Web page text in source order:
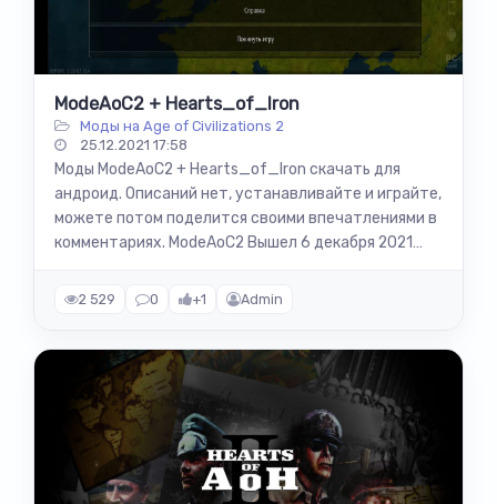
ModeAoC2 + Hearts_of_Iron
Моды на Age of Civilizations 2
25.12.2021 17:58
Моды ModeAoC2 + Hearts_of_Iron скачать для
андроид. Описаний нет, устанавливайте и играйте,
можете потом поделится своими впечатлениями в
комментариях. ModeAoC2 Вышел 6 декабря 2021
2 529 0 +1 Admin